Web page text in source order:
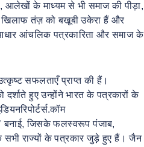
के माध्यम से भी समाज की पीड़ा,
तंज़ को बखूबी उकेरा हैं और
आंचलिक पत्रकारिता और समाज के
सफलताएँ प्राप्त की हैं।
हुए उन्होंने भारत के पत्रकारों के
जिसके फलस्वरूप पंजाब,
राज्यों के पत्रकार जुड़े हुए हैं। जैन